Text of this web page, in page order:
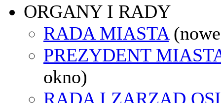
ORGANY I RADY
RADA MIASTA
PREZYDENT
okno)
RADA I ZARZĄD